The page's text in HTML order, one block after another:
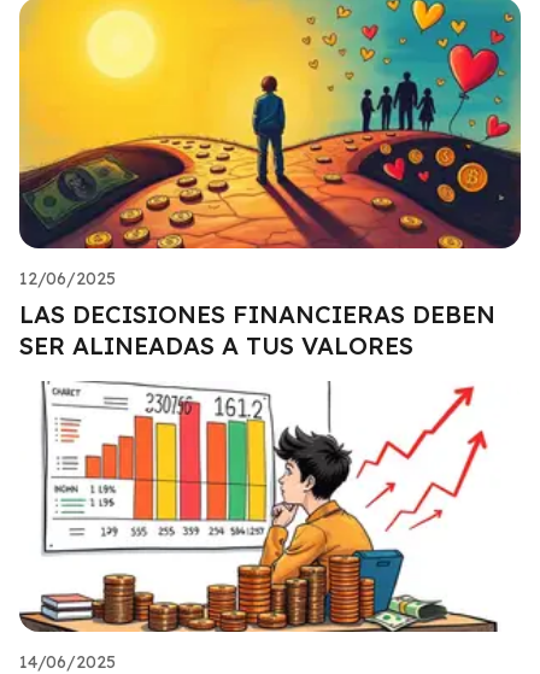
12/06/2025
LAS DECISIONES FINANCIERAS DEBEN
SER ALINEADAS A TUS VALORES
14/06/2025